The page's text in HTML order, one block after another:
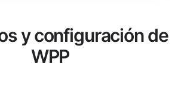
y configuración de
WPP